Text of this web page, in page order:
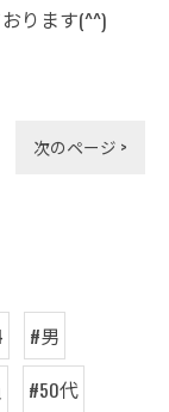
ります(^^)
次のページ >
#男
#50代